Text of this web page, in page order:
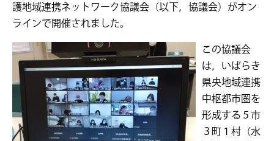
護地域連携ネットワーク協議会（以下，協議会）がオン
ラインで開催されました。
この協議会
は，いばらき
県央地域連携
中枢都市圏を
形成する５市
３町１村（水